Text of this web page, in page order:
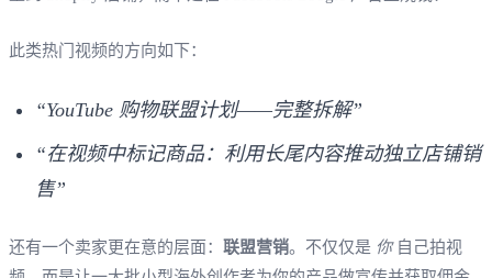
此类热门视频的方向如下：
“YouTube 购物联盟计划——完整拆解”
“在视频中标记商品：利用长尾内容推动独立店铺销
售”
还有一个卖家更在意的层面： 联盟营销。不仅仅是 你自己拍视